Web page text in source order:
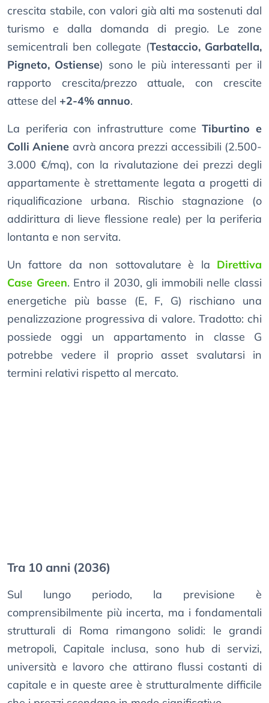
crescita stabile, con valori già alti ma sostenuti dal
turismo e dalla domanda di pregio. Le zone
semicentrali ben collegate (Testaccio, Garbatella,
Pigneto, Ostiense) sono le più interessanti per il
rapporto crescita/prezzo attuale, con crescite
attese del +2-4% annuo.
La periferia con infrastrutture comeTiburtino e
Colli Aniene avrà ancora prezzi accessibili (2.500-
3.000 €/mq), con la rivalutazione dei prezzi degli
appartamente è strettamente legata a progetti di
riqualificazione urbana. Rischio stagnazione (o
addirittura di lieve flessione reale) per la periferia
lontanta e non servita.
Un fattore da non sottovalutare è la Direttiva
Case Green. Entro il 2030, gli immobili nelle classi
energetiche più basse (E, F, G) rischiano una
penalizzazione progressiva di valore. Tradotto: chi
possiede oggi un appartamento in classe G
potrebbe vedere il proprio asset svalutarsi in
termini relativi rispetto al mercato.
Tra 10 anni (2036)
Sul lungo periodo, la previsione è
comprensibilmente più incerta, ma i fondamentali
strutturali di Roma rimangono solidi: le grandi
metropoli, Capitale inclusa, sono hub di servizi,
università e lavoro che attirano flussi costanti di
capitale e in queste aree è strutturalmente difficile